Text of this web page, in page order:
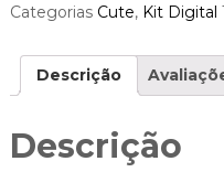
n
d
e
Categorias Cute, Kit Digital
Descrição
Descrição